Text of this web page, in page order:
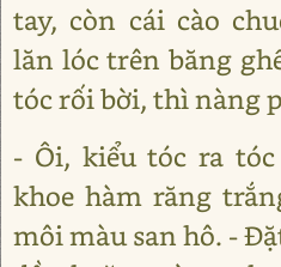
tay, còn cái cào
lăn lóc trên băng
tóc rối bời, thì nàng
- Ôi, kiểu tóc ra
khoe hàm răng
môi màu san hô. -